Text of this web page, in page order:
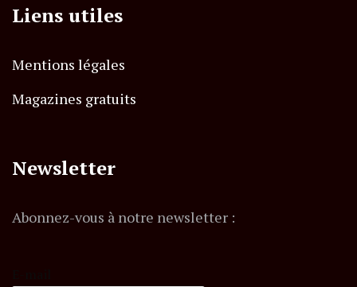
Liens utiles
Mentions légales
Magazines gratuits
Newsletter
Abonnez-vous à notre newsletter :